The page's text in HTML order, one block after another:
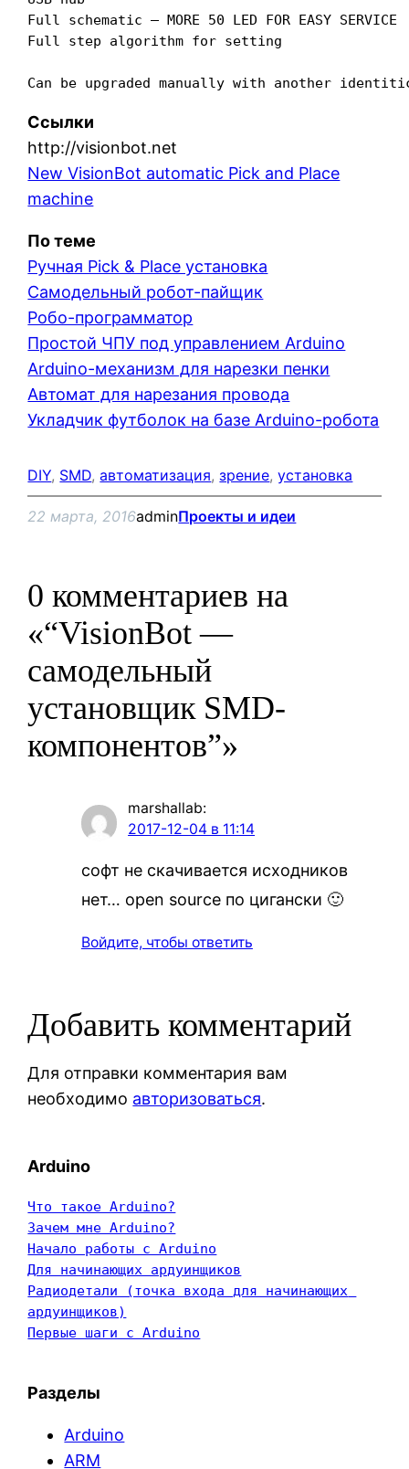
Full schematic – MORE 50 LED FOR EASY SERVICE
Full step algorithm for setting
Ссылки
http://visionbot.net
New VisionBot automatic Pick and Place
machine
По теме
Ручная Pick & Place установка
Самодельный робот-пайщик
Робо-программатор
Простой ЧПУ под управлением Arduino
Arduino-механизм для нарезки пенки
Автомат для нарезания провода
Укладчик футболок на базе Arduino-робота
DIY, SMD, автоматизация, зрение, установка
22 марта, 2016adminПроекты и идеи
0 комментариев на
«“VisionBot —
самодельный
установщик SMD-
компонентов”»
marshallab:
2017-12-04 в 11:14
софт не скачивается исходников
нет… open source по цигански 🙂
Войдите, чтобы ответить
Добавить комментарий
Для отправки комментария вам
необходимо авторизоваться.
Arduino
Что такое Arduino?
Зачем мне Arduino?
Начало работы с Arduino
Для начинающих ардуинщиков
Радиодетали (точка входа для начинающих
ардуинщиков)
Первые шаги с Arduino
Разделы
Arduino
ARM